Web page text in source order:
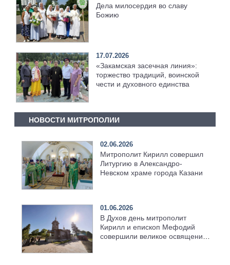
Дела милосердия во славу
Божию
17.07.2026
«Закамская засечная линия»:
торжество традиций, воинской
чести и духовного единства
НОВОСТИ МИТРОПОЛИИ
02.06.2026
Митрополит Кирилл совершил
Литургию в Александро-
Невском храме города Казани
01.06.2026
В Духов день митрополит
Кирилл и епископ Мефодий
совершили великое освящение